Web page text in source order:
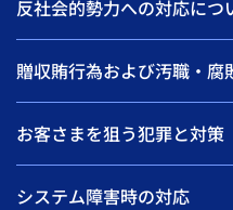
反社会的勢力への対応につ
贈収賄行為および汚職・
お客さまを狙う犯罪と対策
システム障害時の対応